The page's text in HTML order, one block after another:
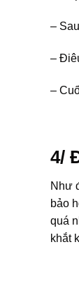
–
–
–
4/
Như
bảo
quá
khắt